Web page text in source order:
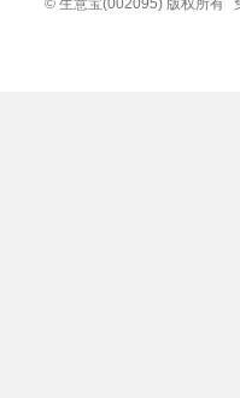
© 生意宝(002095) 版权所有